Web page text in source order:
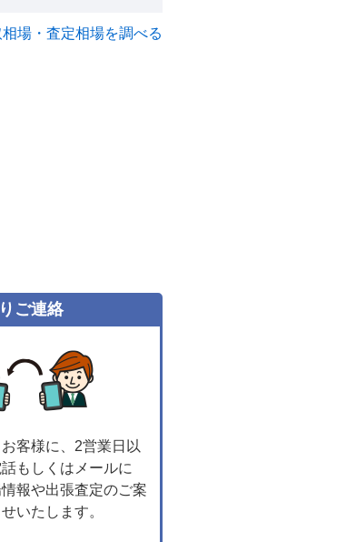
場・査定相場を調べる
ご連絡
客様に、2営業日以
もしくはメールに
報や出張査定のご案
いたします。